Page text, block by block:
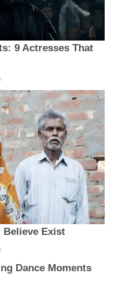
9 Actresses That
Believe Exist
Dance Moments